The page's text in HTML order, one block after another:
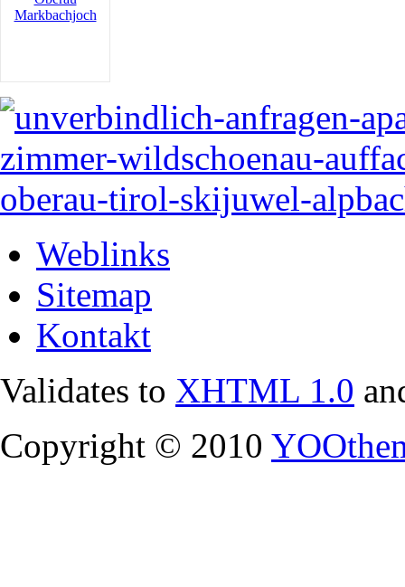
Weblinks
Sitemap
Kontakt
Validates to XHTML 1.0
Copyright © 2010